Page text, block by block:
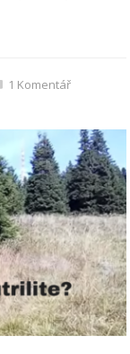
1 Komentář